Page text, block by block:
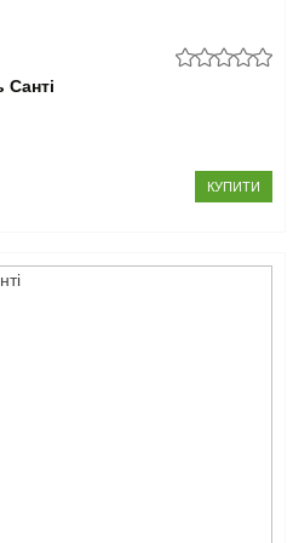
КУПИТИ